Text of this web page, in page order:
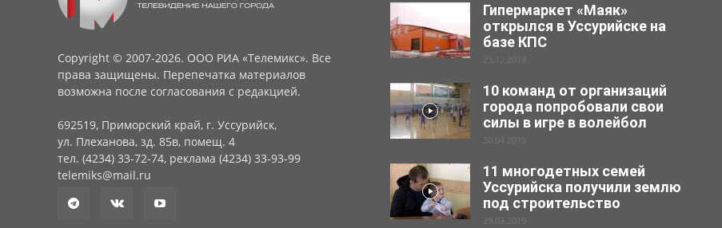
Copyright © 2007-2026. ООО РИА «Телемикс». Все
права защищены. Перепечатка материалов
возможна после согласования с редакцией.
692519, Приморский край, г. Уссурийск,
ул. Плеханова, зд. 85в, помещ. 4
тел. (4234) 33-72-74, реклама (4234) 33-93-99
telemiks@mail.ru
Гипермаркет «Маяк»
открылся в Уссурийске на
базе КПС
23.12.2019
10 команд от организаций
города попробовали свои
силы в игре в волейбол
30.04.2019
11 многодетных семей
Уссурийска получили землю
под строительство
29.03.2019